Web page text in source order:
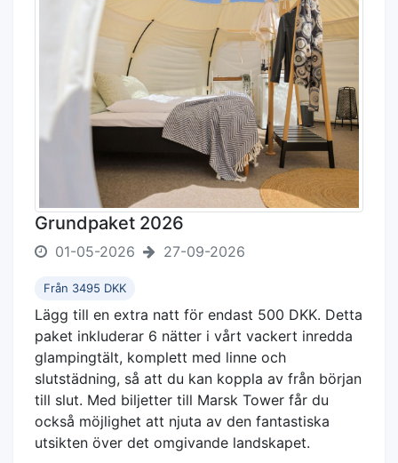
Grundpaket 2026
01-05-2026 27-09-2026
Från 3495 DKK
Lägg till en extra natt för endast 500 DKK. Detta
paket inkluderar 6 nätter i vårt vackert inredda
glampingtält, komplett med linne och
slutstädning, så att du kan koppla av från början
till slut. Med biljetter till Marsk Tower får du
också möjlighet att njuta av den fantastiska
utsikten över det omgivande landskapet.